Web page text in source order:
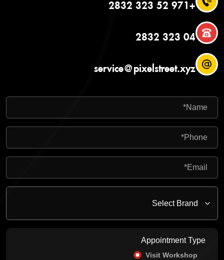
+971 52 323 2832
04 323 2832
service@pixelstreet.xyz
Appointment Type
Visit Workshop